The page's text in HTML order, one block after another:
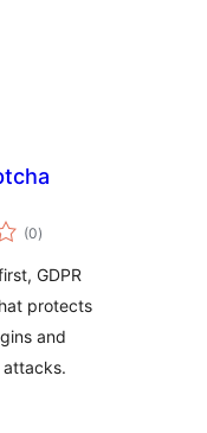
(0कुल
दर)
GDPR
protects
and
attacks.